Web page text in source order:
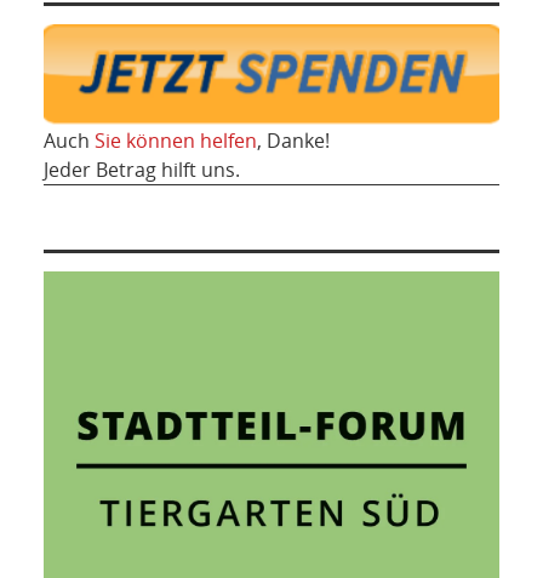
Auch Sie können helfen, Danke!
Jeder Betrag hilft uns.